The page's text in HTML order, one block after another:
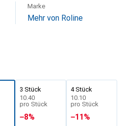
Marke
Mehr von Roline
3 Stück
CHF
10.40
pro Stück
−8%
4 Stück
CHF
10.10
pro Stück
−11%